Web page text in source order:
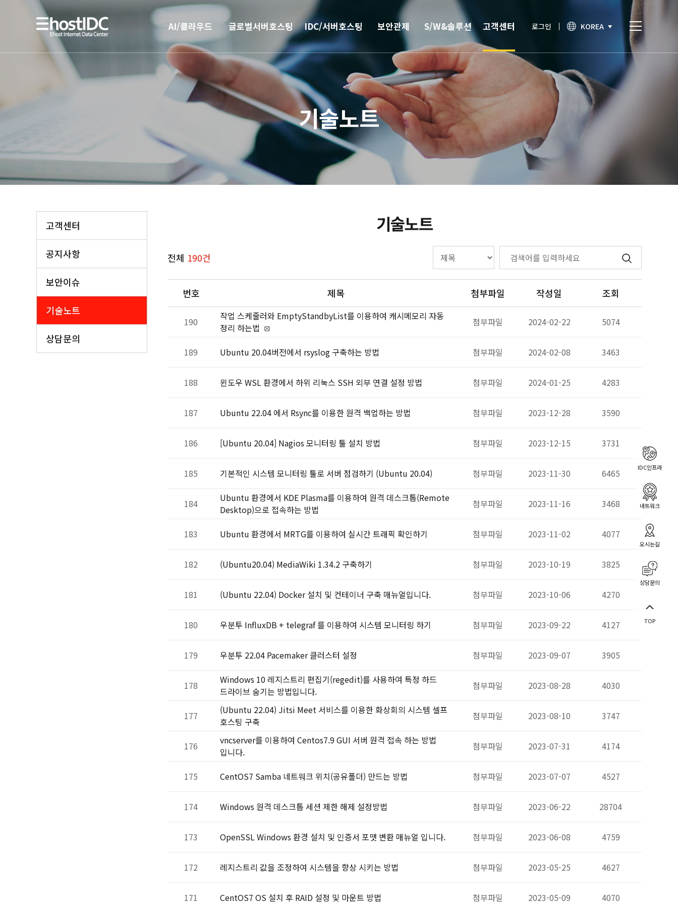
AI/클라우드
AI 인프라
AI 전용 서버호스팅
글로벌서버호스팅
해외
IDC/서버호스팅
서버호스팅
CN2 중국회선
서버 매니지먼트
IPFS 구축
L4 로드밸런싱
보안관제
안티랜섬웨어
웹격리(RBI)
방화벽
보안솔루션
DDoS & 백신
S/W&솔루션
부가서비스
SSO 통합인증
모바일 간편인증
고객센터
공지사항
기술노트
상담문의
로그인 KOREA
기술노트
고객센터
공지사항
보안이슈
기술노트
상담문의
기술노트
전체 190건
번호 제목 첨부파일 작성일 조회
190
작업 스케줄러와 EmptyStandbyList를 이용하여 캐시메모리 자동
정리 하는법
첨부파일 2024-02-22 5074
189 Ubuntu 20.04버전에서 rsyslog 구축하는 방법 첨부파일 2024-02-08 3463
188 윈도우 WSL 환경에서 하위 리눅스 SSH 외부 연결 설정 방법 첨부파일 2024-01-25 4283
187 Ubuntu 22.04 에서 Rsync를 이용한 원격 백업하는 방법 첨부파일 2023-12-28 3590
186 [Ubuntu 20.04] Nagios 모니터링 툴 설치 방법 첨부파일 2023-12-15 3731
185 기본적인 시스템 모니터링 툴로 서버 점검하기 (Ubuntu 20.04) 첨부파일 2023-11-30 6465
184
Ubuntu 환경에서 KDE Plasma를 이용하여 원격 데스크톱(Remote
Desktop)으로 접속하는 방법
첨부파일 2023-11-16 3468
183 Ubuntu 환경에서 MRTG를 이용하여 실시간 트래픽 확인하기 첨부파일 2023-11-02 4077
182 (Ubuntu20.04) MediaWiki 1.34.2 구축하기 첨부파일 2023-10-19 3825
181 (Ubuntu 22.04) Docker 설치 및 컨테이너 구축 매뉴얼입니다. 첨부파일 2023-10-06 4270
180 우분투 InfluxDB + telegraf 를 이용하여 시스템 모니터링 하기 첨부파일 2023-09-22 4127
179 우분투 22.04 Pacemaker 클러스터 설정 첨부파일 2023-09-07 3905
178
Windows 10 레지스트리 편집기(regedit)를 사용하여 특정 하드
드라이브 숨기는 방법입니다.
첨부파일 2023-08-28 4030
177
(Ubuntu 22.04) Jitsi Meet 서비스를 이용한 화상회의 시스템 셀프
호스팅 구축
첨부파일 2023-08-10 3747
176
vncserver를 이용하여 Centos7.9 GUI 서버 원격 접속 하는 방법
입니다.
첨부파일 2023-07-31 4174
175 CentOS7 Samba 네트워크 위치(공유폴더) 만드는 방법 첨부파일 2023-07-07 4527
174 Windows 원격 데스크톱 세션 제한 해제 설정방법 첨부파일 2023-06-22 28704
173 OpenSSL Windows 환경 설치 및 인증서 포맷 변환 매뉴얼 입니다. 첨부파일 2023-06-08 4759
172 레지스트리 값을 조정하여 시스템을 향상 시키는 방법 첨부파일 2023-05-25 4627
171 CentOS7 OS 설치 후 RAID 설정 및 마운트 방법 첨부파일 2023-05-09 4070
IDC인프라
네트워크
오시는길
상담문의
TOP